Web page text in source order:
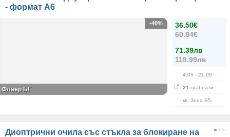
- формат А6
36.50€
60.84€
71.39лв
118.99лв
4.05 - 21.09
21 грабнати
кв. Зона Б5
-40%
Флаер БГ
Диоптрични очила със стъкла за блокиране на